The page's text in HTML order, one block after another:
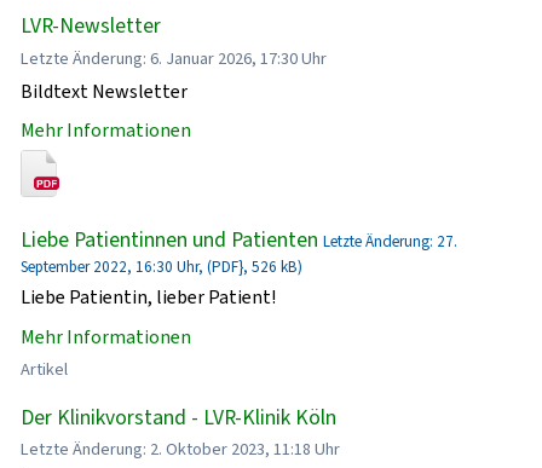
LVR-Newsletter
Letzte Änderung: 6. Januar 2026, 17:30 Uhr
Bildtext Newsletter
Mehr Informationen
Liebe Patientinnen und Patienten Letzte Änderung: 27.
September 2022, 16:30 Uhr, (PDF}, 526 kB)
Liebe Patientin, lieber Patient!
Mehr Informationen
Artikel
Der Klinikvorstand - LVR-Klinik Köln
Letzte Änderung: 2. Oktober 2023, 11:18 Uhr